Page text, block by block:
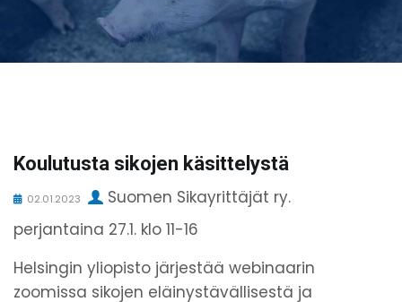
Koulutusta sikojen käsittelystä
02.01.2023
Suomen Sikayrittäjät ry.
perjantaina 27.1. klo 11-16
Helsingin yliopisto järjestää webinaarin
zoomissa sikojen eläinystävällisestä ja